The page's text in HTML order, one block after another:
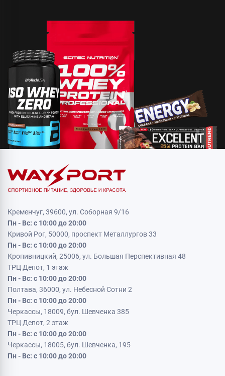
Кременчуг, 39600, ул. Соборная 9/16
Пн - Вс: с 10:00 до 20:00
Кривой Рог, 50000, проспект Металлургов 33
Пн - Вс: с 10:00 до 20:00
Кропивницкий, 25006, ул. Большая Перспективная 48
ТРЦ Депот, 1 этаж
Пн - Вс: с 10:00 до 20:00
Полтава, 36000, ул. Небесной Сотни 2
Пн - Вс: с 10:00 до 20:00
Черкассы, 18009, бул. Шевченка 385
ТРЦ Депот, 2 этаж
Пн - Вс: с 10:00 до 20:00
Черкассы, 18005, бул. Шевченка, 195
Пн - Вс: с 10:00 до 20:00